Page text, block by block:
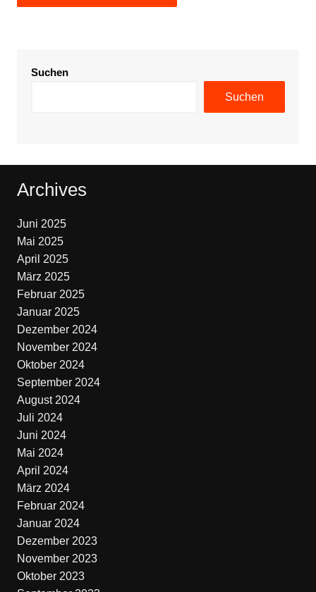
Suchen
Suchen
Archives
Juni 2025
Mai 2025
April 2025
März 2025
Februar 2025
Januar 2025
Dezember 2024
November 2024
Oktober 2024
September 2024
August 2024
Juli 2024
Juni 2024
Mai 2024
April 2024
März 2024
Februar 2024
Januar 2024
Dezember 2023
November 2023
Oktober 2023